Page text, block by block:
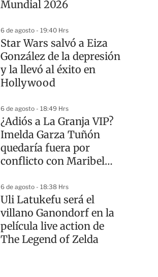
Mundial 2026
6 de agosto - 19:40 Hrs
Star Wars salvó a Eiza
González de la depresión
y la llevó al éxito en
Hollywood
6 de agosto - 18:49 Hrs
¿Adiós a La Granja VIP?
Imelda Garza Tuñón
quedaría fuera por
conflicto con Maribel
6 de agosto - 18:38 Hrs
Uli Latukefu será el
villano Ganondorf en la
película live action de
The Legend of Zelda